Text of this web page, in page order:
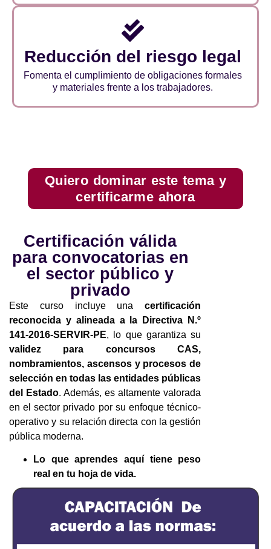
Reducción del riesgo legal
Fomenta el cumplimiento de obligaciones formales
y materiales frente a los trabajadores.
Quiero dominar este tema y
certificarme ahora
Certificación válida
para convocatorias en
el sector público y
privado
Este curso incluye unacertificación
reconocida y alineada a la Directiva N.º
141-2016-SERVIR-PE, lo que garantiza su
validez para concursos CAS,
nombramientos, ascensos y procesos de
selección en todas las entidades públicas
del Estado. Además, es altamente valorada
en el sector privado por su enfoque técnico-
operativo y su relación directa con la gestión
pública moderna.
Lo que aprendes aquí tiene peso
real en tu hoja de vida.